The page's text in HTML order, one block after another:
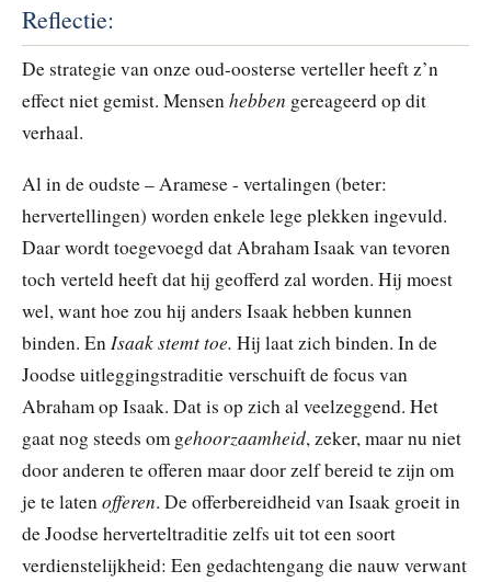
Reflectie:
De strategie van onze oud-oosterse verteller heeft z’n
effect niet gemist. Mensenhebben gereageerd op dit
verhaal.
Al in de oudste – Aramese - vertalingen (beter:
hervertellingen) worden enkele lege plekken ingevuld.
Daar wordt toegevoegd dat Abraham Isaak van tevoren
toch verteld heeft dat hij geofferd zal worden. Hij moest
wel, want hoe zou hij anders Isaak hebben kunnen
binden. EnIsaak stemt toe. Hij laat zich binden. In de
Joodse uitleggingstraditie verschuift de focus van
Abraham op Isaak. Dat is op zich al veelzeggend. Het
gaat nog steeds om gehoorzaamheid, zeker, maar nu niet
door anderen te offeren maar door zelf bereid te zijn om
je te latenofferen. De offerbereidheid van Isaak groeit in
de Joodse herverteltraditie zelfs uit tot een soort
verdienstelijkheid: Een gedachtengang die nauw verwant